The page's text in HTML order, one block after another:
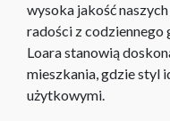
wysoka jakość
radości z codziennego
Loara stanowią
mieszkania, gdzie styl
użytkowymi.